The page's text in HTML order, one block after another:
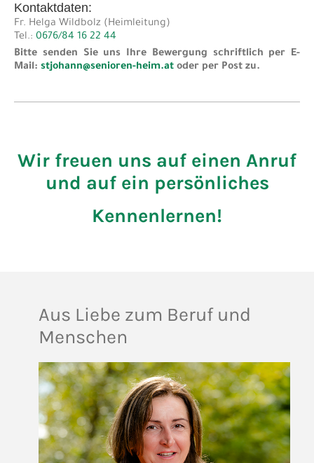
Kontaktdaten:
Fr. Helga Wildbolz (Heimleitung)
Tel.: 0676/84 16 22 44
Bitte senden Sie uns Ihre Bewergung schriftlich per E-
Mail: stjohann@senioren-heim.at oder per Post zu.
Wir freuen uns auf einen Anruf
und auf ein persönliches
Kennenlernen!
Aus Liebe zum Beruf und
Menschen